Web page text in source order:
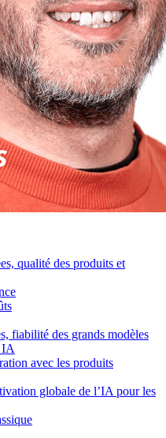
qualité des produits et
fiabilité des grands modèles
IA
avec les produits
globale de l’IA pour les